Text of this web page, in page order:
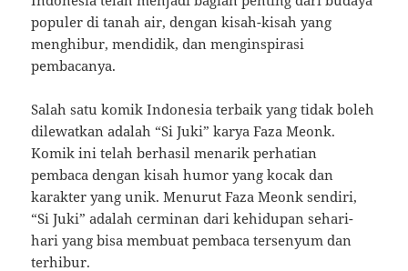
populer di tanah air, dengan kisah-kisah yang
menghibur, mendidik, dan menginspirasi
pembacanya.
Salah satu komik Indonesia terbaik yang tidak boleh
dilewatkan adalah “Si Juki” karya Faza Meonk.
Komik ini telah berhasil menarik perhatian
pembaca dengan kisah humor yang kocak dan
karakter yang unik. Menurut Faza Meonk sendiri,
“Si Juki” adalah cerminan dari kehidupan sehari-
hari yang bisa membuat pembaca tersenyum dan
terhibur.